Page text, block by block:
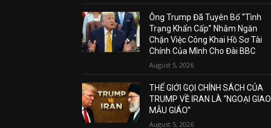
Ông Trump Đã Tuyên Bố “Tình
Trạng Khẩn Cấp” Nhằm Ngăn
Chặn Việc Công Khai Hồ Sơ Tài
Chính Của Mình Cho Đài BBC
August 5, 2026
THẾ GIỚI GỌI CHÍNH SÁCH CỦA
TRUMP VỀ IRAN LÀ “NGOẠI GIAO
MẪU GIÁO”
August 5, 2026